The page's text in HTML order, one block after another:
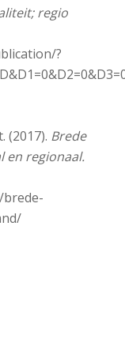
regio
?
(2017). Brede
en regionaal.